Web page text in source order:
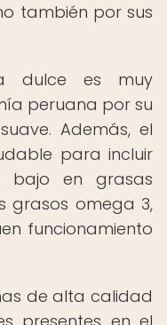
también por sus
dulce es muy
peruana por su
Además, el
para incluir
en grasas
grasos omega 3,
funcionamiento
de alta calidad